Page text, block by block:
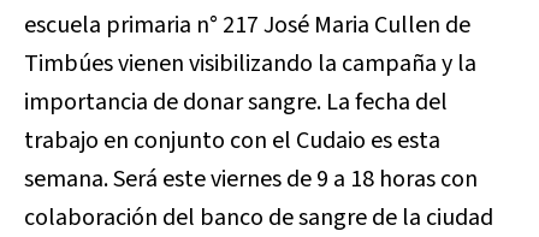
escuela primaria n° 217 José Maria Cullen de
Timbúes vienen visibilizando la campaña y la
importancia de donar sangre. La fecha del
trabajo en conjunto con el Cudaio es esta
semana. Será este viernes de 9 a 18 horas con
colaboración del banco de sangre de la ciudad